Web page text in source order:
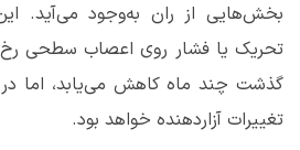
بخش‌هایی از ران به‌وجود می‌آید.
تحریک یا فشار روی اعصاب سطحی
گذشت چند ماه کاهش می‌یابد، اما در
تغییرات آزاردهنده خواهد بود.